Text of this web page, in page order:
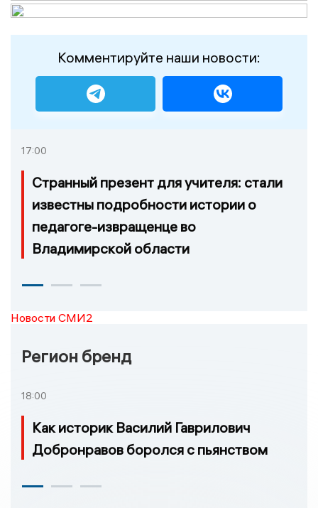
Комментируйте наши новости:
17:00
Странный презент для учителя: стали
известны подробности истории о
педагоге-извращенце во
Владимирской области
Новости СМИ2
Регион бренд
18:00
Как историк Василий Гаврилович
Добронравов боролся с пьянством